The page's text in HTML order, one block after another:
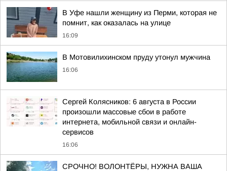
В Уфе нашли женщину из Перми, которая не
помнит, как оказалась на улице
16:09
В Мотовилихинском пруду утонул мужчина
16:06
Сергей Колясников: 6 августа в России
произошли массовые сбои в работе
интернета, мобильной связи и онлайн-
сервисов
16:06
СРОЧНО! ВОЛОНТЁРЫ, НУЖНА ВАША